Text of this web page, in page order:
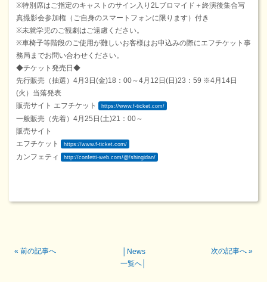
※特別席はご指定のキャストのサイン入り2Lブロマイド＋終演後集合写
真撮影会参加権（ご自身のスマートフォンに限ります）付き
※未就学児のご観劇はご遠慮ください。
※車椅子等階段のご使用が難しいお客様はお申込みの際にエフチケット事
務局までお問い合わせください。
◆チケット発売日◆
先行販売（抽選）4月3日(金)18：00～4月12日(日)23：59 ※4月14日
(火）当落発表
販売サイト エフチケット
https://www.f-ticket.com/
一般販売（先着）4月25日(土)21：00～
販売サイト
エフチケット
https://www.f-ticket.com/
カンフェティ http://confetti-web.com/@/shingidan/
« 前の記事へ
News
一覧へ
次の記事へ »